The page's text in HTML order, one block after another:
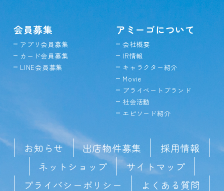
会員募集
アプリ会員募集
カード会員募集
LINE会員募集
アミーゴについて
会社概要
IR情報
キャラクター紹介
Movie
プライベートブランド
社会活動
エピソード紹介
お知らせ 出店物件募集
採用情報
ネットショップ
サイトマップ
プライバシーポリシー
よくある質問